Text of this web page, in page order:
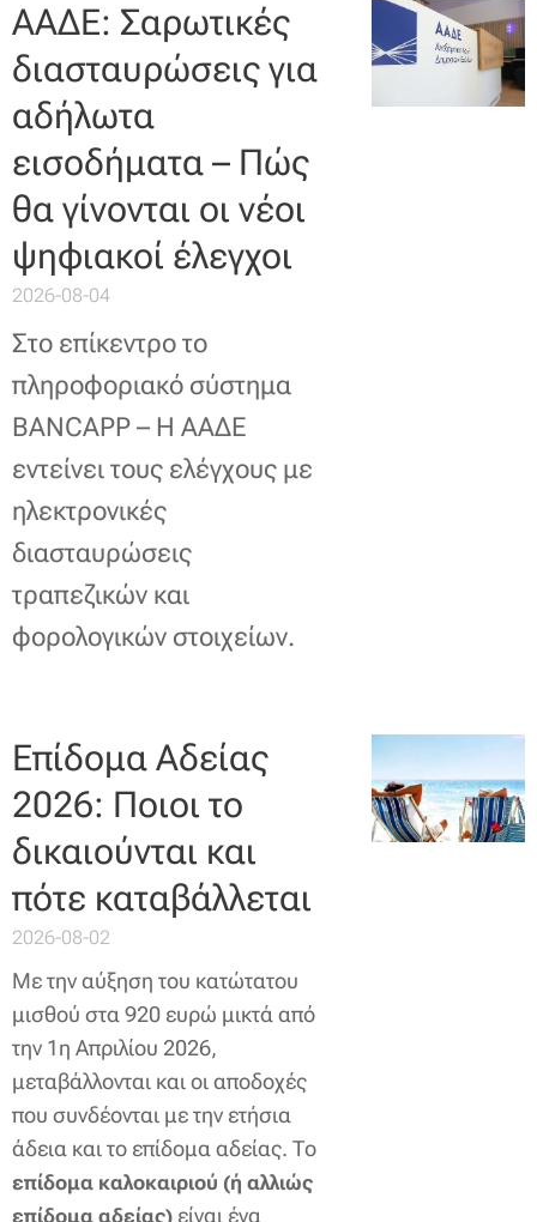
ΑΑΔΕ: Σαρωτικές
διασταυρώσεις για
αδήλωτα
εισοδήματα – Πώς
θα γίνονται οι νέοι
ψηφιακοί έλεγχοι
2026-08-04
Στο επίκεντρο το
πληροφοριακό σύστημα
BANCAPP – Η ΑΑΔΕ
εντείνει τους ελέγχους με
ηλεκτρονικές
διασταυρώσεις
τραπεζικών και
φορολογικών στοιχείων.
Επίδομα Αδείας
2026: Ποιοι το
δικαιούνται και
πότε καταβάλλεται
2026-08-02
Με την αύξηση του κατώτατου
μισθού στα 920 ευρώ μικτά από
την 1η Απριλίου 2026,
μεταβάλλονται και οι αποδοχές
που συνδέονται με την ετήσια
άδεια και το επίδομα αδείας. Το
επίδομα καλοκαιριού (ή αλλιώς
επίδομα αδείας) είναι ένα